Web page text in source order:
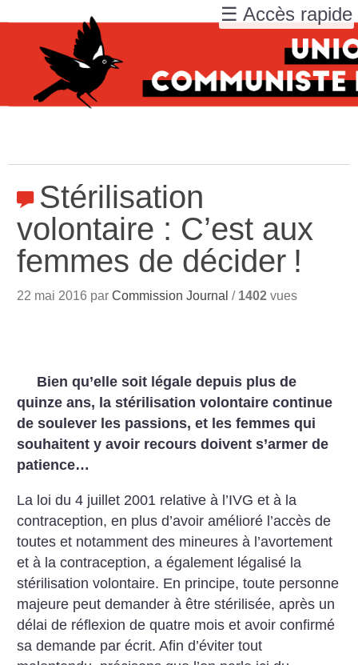
Stérilisation
volontaire : C’est aux
femmes de décider !
22 mai 2016 parCommission Journal / 1402 vues
Bien qu’elle soit légale depuis plus de
quinze ans, la stérilisation volontaire continue
de soulever les passions, et les femmes qui
souhaitent y avoir recours doivent s’armer de
patience…
La loi du 4 juillet 2001 relative à l’IVG et à la
contraception, en plus d’avoir amélioré l’accès de
toutes et notamment des mineures à l’avortement
et à la contraception, a également légalisé la
stérilisation volontaire. En principe, toute personne
majeure peut demander à être stérilisée, après un
délai de réflexion de quatre mois et avoir confirmé
sa demande par écrit.Afin d’éviter tout
☰ Accès rapide